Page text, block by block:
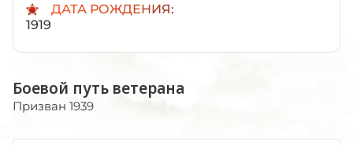
ДАТА РОЖДЕНИЯ:
1919
Боевой путь ветерана
Призван 1939